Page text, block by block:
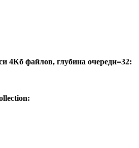
4Кб файлов, глубина очереди=32: